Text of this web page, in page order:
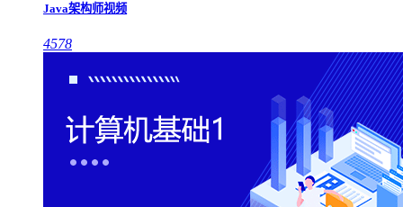
Java架构师视频
4578